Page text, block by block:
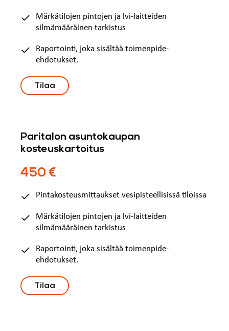
Märkätilojen pintojen ja lvi-laitteiden
silmämääräinen tarkistus
Raportointi, joka sisältää toimenpide-
ehdotukset.
Tilaa
Paritalon asuntokaupan
kosteuskartoitus
450 €
Pintakosteusmittaukset vesipisteellisissä tiloissa
Märkätilojen pintojen ja lvi-laitteiden
silmämääräinen tarkistus
Raportointi, joka sisältää toimenpide-
ehdotukset.
Tilaa